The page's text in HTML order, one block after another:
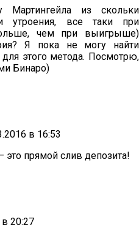
Мартингейла из скольки
утроения, все таки при
чем при выигрыше)
Я пока не могу найти
этого метода. Посмотрю,
Бинаро)
в 16:53
это прямой слив депозита!
20:27